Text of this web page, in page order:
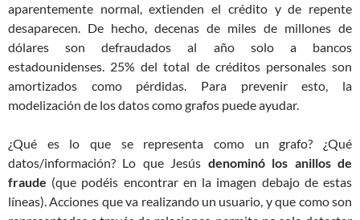
aparentemente normal, extienden el crédito y de repente
desaparecen. De hecho, decenas de miles de millones de
dólares son defraudados al año solo a bancos
estadounidenses. 25% del total de créditos personales son
amortizados como pérdidas. Para prevenir esto, la
modelización de los datos como grafos puede ayudar.
¿Qué es lo que se representa como un grafo? ¿Qué
datos/información? Lo que Jesús denominó los anillos de
fraude (que podéis encontrar en la imagen debajo de estas
líneas). Acciones que va realizando un usuario, y que como son